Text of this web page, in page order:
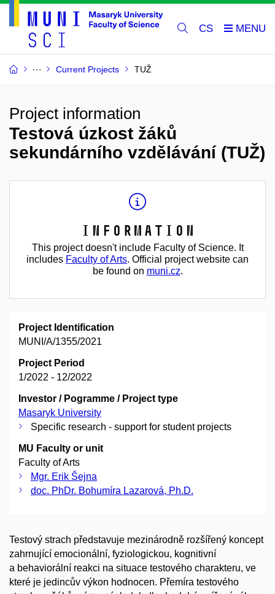
CS
Current Projects TUŽ
Project information
Testová úzkost žáků
sekundárního vzdělávání (TUŽ)
Information
This project doesn't include Faculty of Science. It
includes Faculty of Arts. Official project website can
be found on muni.cz.
Project Identification
MUNI/A/1355/2021
Project Period
1/2022 - 12/2022
Investor / Pogramme / Project type
Masaryk University
Specific research - support for student projects
MU Faculty or unit
Faculty of Arts
Mgr. Erik Šejna
doc. PhDr. Bohumíra Lazarová, Ph.D.
Testový strach představuje mezinárodně rozšířený koncept
zahrnující emocionální, fyziologickou, kognitivní
a behaviorální reakci na situace testového charakteru, ve
které je jedincův výkon hodnocen. Přemíra testového